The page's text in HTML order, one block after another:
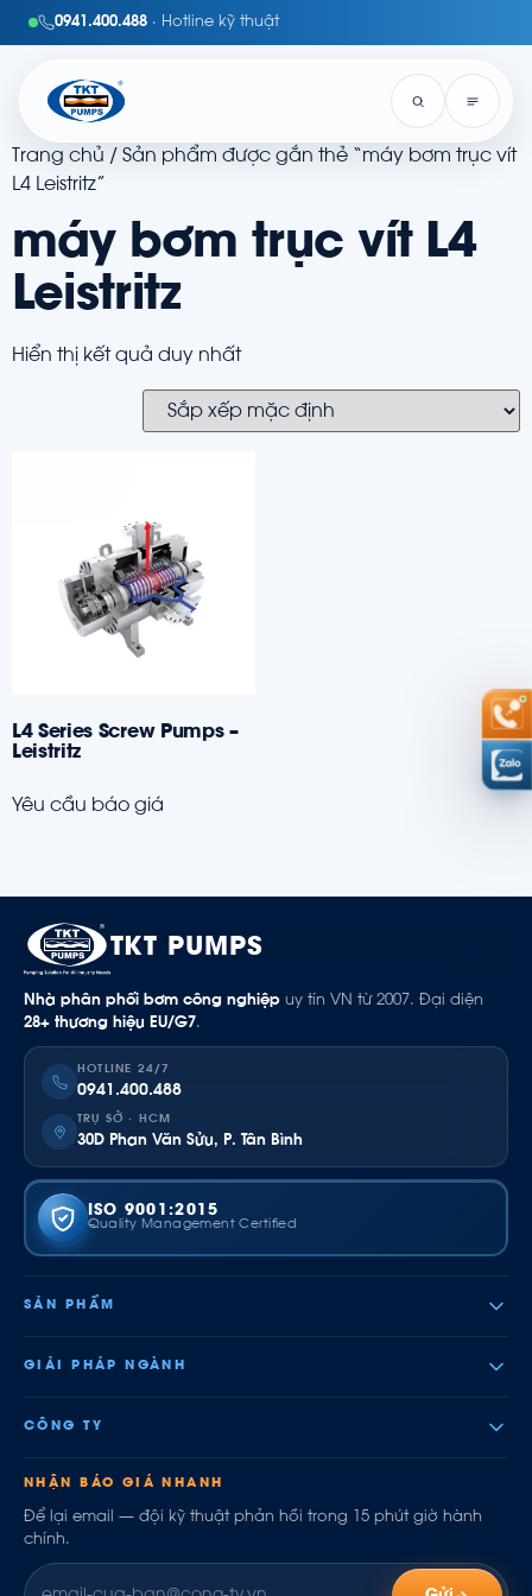
0941.400.488 · Hotline kỹ thuật
Trang chủ / Sản phẩm được gắn thẻ “máy bơm trục vít
L4 Leistritz”
máy bơm trục vít L4
Leistritz
Hiển thị kết quả duy nhất
L4 Series Screw Pumps –
Leistritz
Yêu cầu báo giá
TKT PUMPS
Nhà phân phối bơm công nghiệp uy tín VN từ 2007. Đại diện
28+ thương hiệu EU/G7.
HOTLINE 24/7
0941.400.488
TRỤ SỞ · HCM
30D Phan Văn Sửu, P. Tân Bình
ISO 9001:2015
Quality Management Certified
SẢN PHẨM
GIẢI PHÁP NGÀNH
CÔNG TY
NHẬN BÁO GIÁ NHANH
Để lại email — đội kỹ thuật phản hồi trong 15 phút giờ hành
chính.